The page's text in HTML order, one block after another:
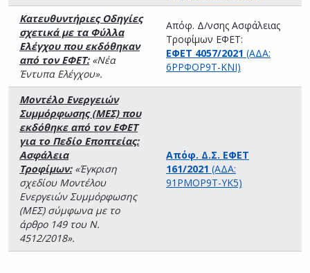
Κατευθυντήριες Οδηγίες
σχετικά με τα Φύλλα
Ελέγχου που εκδόθηκαν
από τον ΕΦΕΤ: «Νέα
Έντυπα Ελέγχου».
Απόφ. Δ/νσης Ασφάλειας
Τροφίμων ΕΦΕΤ:
ΕΦΕΤ 4057/2021 (ΑΔΑ:
6ΡΡΦΟΡ9Τ-ΚΝΙ)
Μοντέλο Ενεργειών
Συμμόρφωσης (ΜΕΣ) που
εκδόθηκε από τον ΕΦΕΤ
για το Πεδίο Εποπτείας:
Ασφάλεια
Τροφίμων: «Έγκριση
σχεδίου Μοντέλου
Ενεργειών Συμμόρφωσης
(ΜΕΣ) σύμφωνα με το
άρθρο 149 του Ν.
4512/2018».
Απόφ. Δ.Σ. ΕΦΕΤ
161/2021 (ΑΔΑ:
91ΡΜΟΡ9Τ-ΥΚ5)